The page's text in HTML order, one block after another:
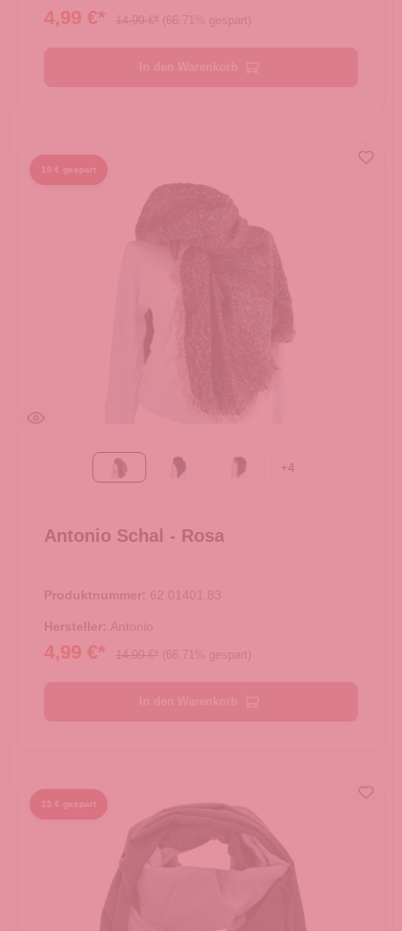
4,99 €* 14,99 €* (66.71% gespart)
10 € gespart
Rosa blau coffee
+4
Antonio Schal - Rosa
Produktnummer: 62.01401.83
Hersteller: Antonio
4,99 €* 14,99 €* (66.71% gespart)
15 € gespart